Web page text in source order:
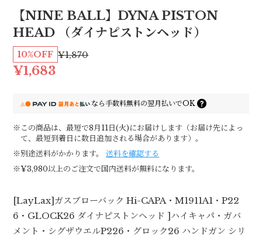
【NINE BALL】DYNA PISTON
HEAD （ダイナピストンヘッド）
¥1,870
10%OFF
¥1,683
なら手数料無料の翌月払いでOK
※この商品は、最短で8月11日(火)にお届けします（お届け先によっ
て、最短到着日に数日追加される場合があります）。
※別途送料がかかります。
送料を確認する
※¥3,980以上のご注文で国内送料が無料になります。
[LayLax]ガスブローバック Hi-CAPA・M1911A1・P22
6・GLOCK26 ダイナピストンヘッド ]ハイキャパ・ガバ
メント・シグザウエルP226・グロック26 ハンドガン シリ